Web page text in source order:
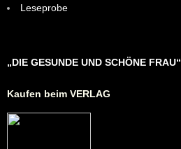
Leseprobe
„DIE GESUNDE UND SCHÖNE FRAU“
Kaufen beim VERLAG